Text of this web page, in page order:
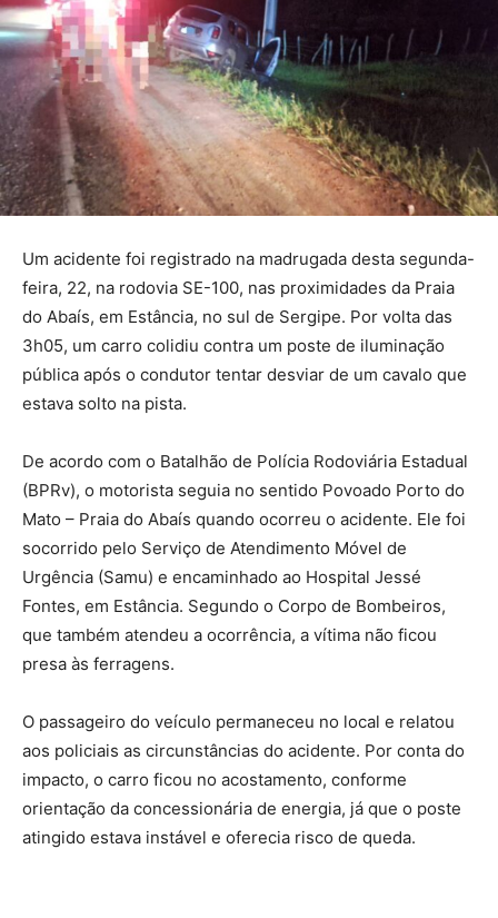
Um acidente foi registrado na madrugada desta segunda-
feira, 22, na rodovia SE-100, nas proximidades da Praia
do Abaís, em Estância, no sul de Sergipe. Por volta das
3h05, um carro colidiu contra um poste de iluminação
pública após o condutor tentar desviar de um cavalo que
estava solto na pista.
De acordo com o Batalhão de Polícia Rodoviária Estadual
(BPRv), o motorista seguia no sentido Povoado Porto do
Mato – Praia do Abaís quando ocorreu o acidente. Ele foi
socorrido pelo Serviço de Atendimento Móvel de
Urgência (Samu) e encaminhado ao Hospital Jessé
Fontes, em Estância. Segundo o Corpo de Bombeiros,
que também atendeu a ocorrência, a vítima não ficou
presa às ferragens.
O passageiro do veículo permaneceu no local e relatou
aos policiais as circunstâncias do acidente. Por conta do
impacto, o carro ficou no acostamento, conforme
orientação da concessionária de energia, já que o poste
atingido estava instável e oferecia risco de queda.